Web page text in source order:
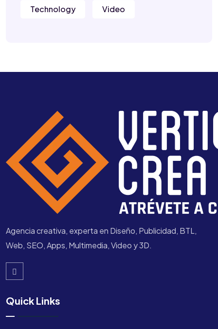
Technology Video
Agencia creativa, experta en Diseño, Publicidad, BTL,
Web, SEO, Apps, Multimedia, Video y 3D.
Quick Links